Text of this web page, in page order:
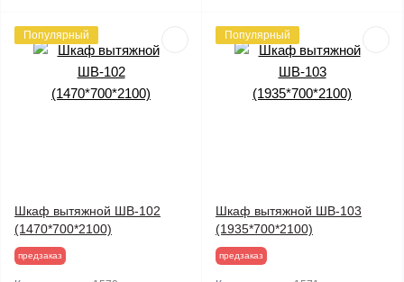
Популярный
Шкаф вытяжной ШВ-102
(1470*700*2100)
предзаказ
Популярный
Шкаф вытяжной ШВ-103
(1935*700*2100)
предзаказ